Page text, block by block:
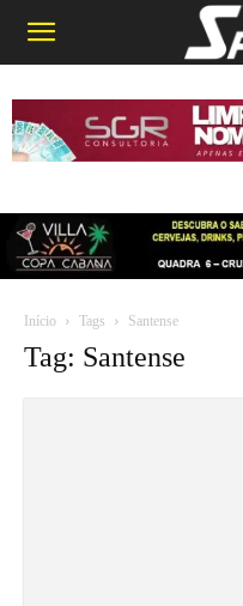
Início Tags Santense
Tag: Santense